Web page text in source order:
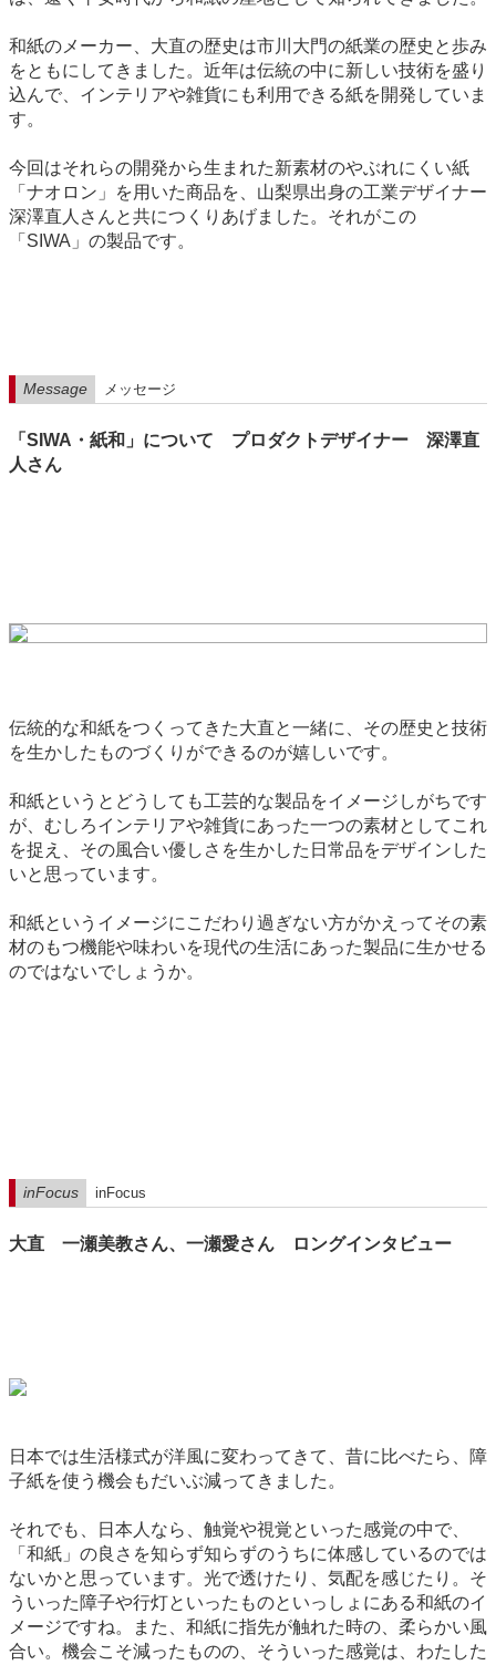
和紙のメーカー、大直の歴史は市川大門の紙業の歴史と歩み
をともにしてきました。近年は伝統の中に新しい技術を盛り
込んで、インテリアや雑貨にも利用できる紙を開発していま
す。
今回はそれらの開発から生まれた新素材のやぶれにくい紙
「ナオロン」を用いた商品を、山梨県出身の工業デザイナー
深澤直人さんと共につくりあげました。それがこの
「SIWA」の製品です。
Message メッセージ
「SIWA・紙和」について プロダクトデザイナー 深澤直
人さん
伝統的な和紙をつくってきた大直と一緒に、その歴史と技術
を生かしたものづくりができるのが嬉しいです。
和紙というとどうしても工芸的な製品をイメージしがちです
が、むしろインテリアや雑貨にあった一つの素材としてこれ
を捉え、その風合い優しさを生かした日常品をデザインした
いと思っています。
和紙というイメージにこだわり過ぎない方がかえってその素
材のもつ機能や味わいを現代の生活にあった製品に生かせる
のではないでしょうか。
inFocus inFocus
大直 一瀬美教さん、一瀬愛さん ロングインタビュー
日本では生活様式が洋風に変わってきて、昔に比べたら、障
子紙を使う機会もだいぶ減ってきました。
それでも、日本人なら、触覚や視覚といった感覚の中で、
「和紙」の良さを知らず知らずのうちに体感しているのでは
ないかと思っています。光で透けたり、気配を感じたり。そ
ういった障子や行灯といったものといっしょにある和紙のイ
メージですね。また、和紙に指先が触れた時の、柔らかい風
合い。機会こそ減ったものの、そういった感覚は、わたした